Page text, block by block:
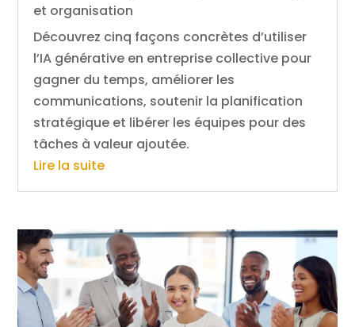
et organisation
Découvrez cinq façons concrètes d’utiliser
l’IA générative en entreprise collective pour
gagner du temps, améliorer les
communications, soutenir la planification
stratégique et libérer les équipes pour des
tâches à valeur ajoutée.
Lire la suite